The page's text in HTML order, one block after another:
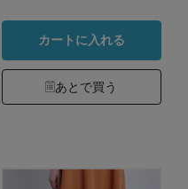
カートに入れる
あとで買う